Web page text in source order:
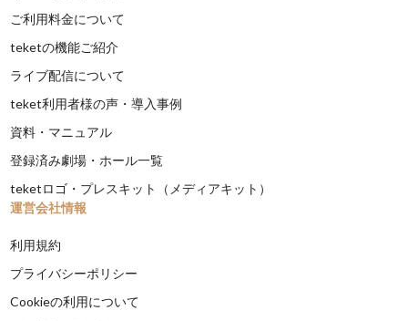
ご利用料金について
teketの機能ご紹介
ライブ配信について
teket利用者様の声・導入事例
資料・マニュアル
登録済み劇場・ホール一覧
teketロゴ・プレスキット（メディアキット）
運営会社情報
利用規約
プライバシーポリシー
Cookieの利用について